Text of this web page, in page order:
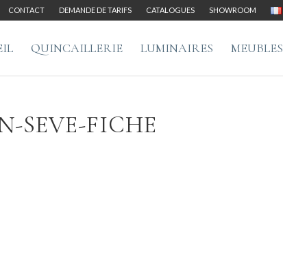
CONTACT DEMANDE DE TARIFS CATALOGUES SHOWROOM
QUINCAILLERIE LUMINAIRES MEUBLES
SEVE-FICHE